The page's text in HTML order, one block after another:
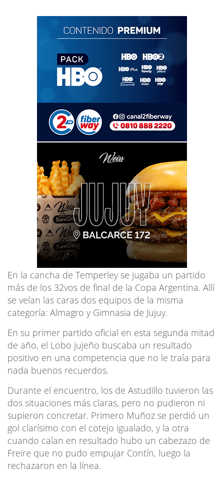
En la cancha de Temperley se jugaba un partido
más de los 32vos de final de la Copa Argentina. Allí
se veían las caras dos equipos de la misma
categoría: Almagro y Gimnasia de Jujuy.
En su primer partido oficial en esta segunda mitad
de año, el Lobo jujeño buscaba un resultado
positivo en una competencia que no le traía para
nada buenos recuerdos.
Durante el encuentro, los de Astudillo tuvieron las
dos situaciones más claras, pero no pudieron ni
supieron concretar. Primero Muñoz se perdió un
gol clarísimo con el cotejo igualado, y la otra
cuando caían en resultado hubo un cabezazo de
Freire que no pudo empujar Contín, luego la
rechazaron en la línea.